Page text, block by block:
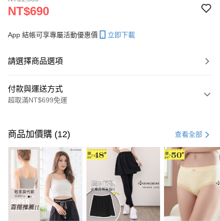
NT$690
App 結帳可享專屬活動優惠價 立即下載
請選擇商品選項
付款與運送方式
超取滿NT$699免運
信用卡一次付款
超商取貨付款
LINE Pay
Apple Pay
街口支付
商品加價購 (12) 查看全部